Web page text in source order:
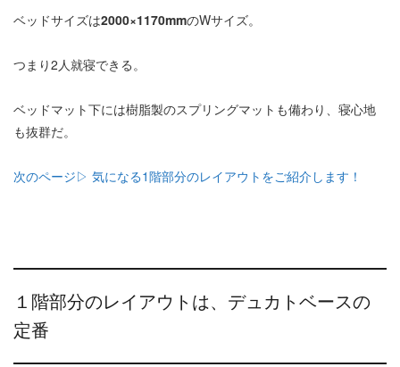
ベッドサイズは2000×1170mmのWサイズ。
つまり2人就寝できる。
ベッドマット下には樹脂製のスプリングマットも備わり、寝心地
も抜群だ。
次のページ▷ 気になる1階部分のレイアウトをご紹介します！
１階部分のレイアウトは、デュカトベースの
定番